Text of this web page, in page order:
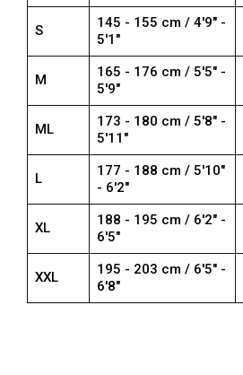
S
145 - 155 cm / 4'9" -
5'1"
M
165 - 176 cm / 5'5" -
5'9"
ML
173 - 180 cm / 5'8" -
5'11"
L
177 - 188 cm / 5'10"
- 6'2"
XL
188 - 195 cm / 6'2" -
6'5"
XXL
195 - 203 cm / 6'5" -
6'8"